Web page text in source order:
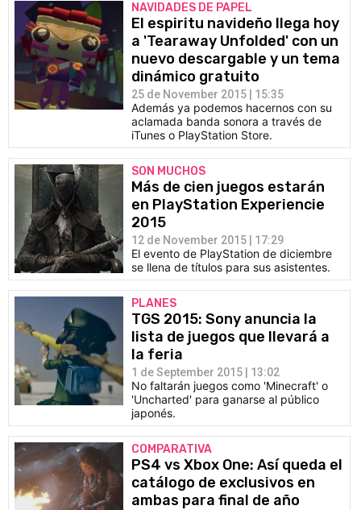
NAVIDADES DE PAPEL
El espiritu navideño llega hoy
a 'Tearaway Unfolded' con un
nuevo descargable y un tema
dinámico gratuito
25 de November 2015 | 15:35
Además ya podemos hacernos con su
aclamada banda sonora a través de
iTunes o PlayStation Store.
SON MUCHOS
Más de cien juegos estarán
en PlayStation Experiencie
2015
12 de November 2015 | 17:29
El evento de PlayStation de diciembre
se llena de títulos para sus asistentes.
PLANES
TGS 2015: Sony anuncia la
lista de juegos que llevará a
la feria
1 de September 2015 | 13:02
No faltarán juegos como 'Minecraft' o
'Uncharted' para ganarse al público
japonés.
COMPARATIVA
PS4 vs Xbox One: Así queda el
catálogo de exclusivos en
ambas para final de año